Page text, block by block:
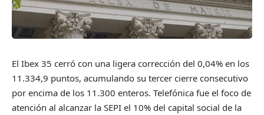
El Ibex 35 cerró con una ligera corrección del 0,04% en los
11.334,9 puntos, acumulando su tercer cierre consecutivo
por encima de los 11.300 enteros. Telefónica fue el foco de
atención al alcanzar la SEPI el 10% del capital social de la